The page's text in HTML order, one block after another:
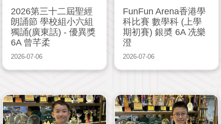
2026第三十二屆聖經
朗誦節 學校組小六組
獨誦(廣東話) - 優異獎
6A 曾芊柔
2026-07-06
FunFun Arena香港學
科比賽 數學科 (上學
期初賽) 銀奬 6A 冼樂
澄
2026-07-06